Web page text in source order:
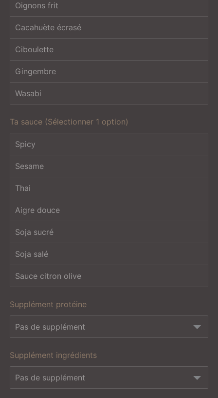
Oignons frit
Cacahuète écrasé
Ciboulette
Gingembre
Wasabi
Ta sauce (Sélectionner 1 option)
Spicy
Sesame
Thai
Aigre douce
Soja sucré
Soja salé
Sauce citron olive
Supplément protéine
Supplément ingrédients